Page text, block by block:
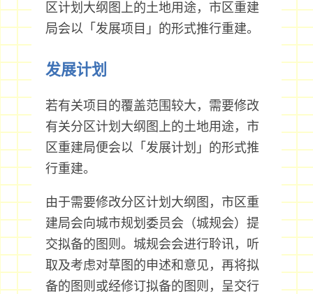
区计划大纲图上的土地用途，市区重建
局会以「发展项目」的形式推行重建。
发展计划
若有关项目的覆盖范围较大，需要修改
有关分区计划大纲图上的土地用途，市
区重建局便会以「发展计划」的形式推
行重建。
由于需要修改分区计划大纲图，市区重
建局会向城市规划委员会（城规会）提
交拟备的图则。城规会会进行聆讯，听
取及考虑对草图的申述和意见，再将拟
备的图则或经修订拟备的图则，呈交行